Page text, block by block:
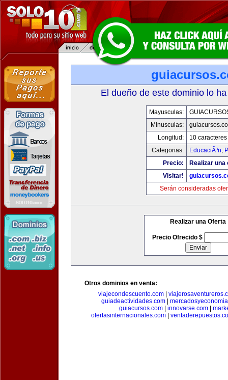
El dueño de este dominio lo
Mayusculas:
Minusculas:
Longitud:
10 caracteres
Categorias:
EducaciÃ³n,
Precio:
Realizar una
Visitar!
Serán consideradas
Realizar una Oferta
Precio Ofrecido $
Otros dominios en venta:
viajecondescuento.com
guiadeactividades.com|
guiacursos.com| innovarse.com|
ofertasinternacionales.com|